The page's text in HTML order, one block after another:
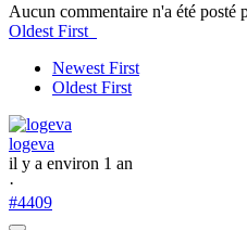
Aucun commentaire n'a été posté
Oldest First
Newest First
Oldest First
logeva
il y a environ 1 an
·
#4409